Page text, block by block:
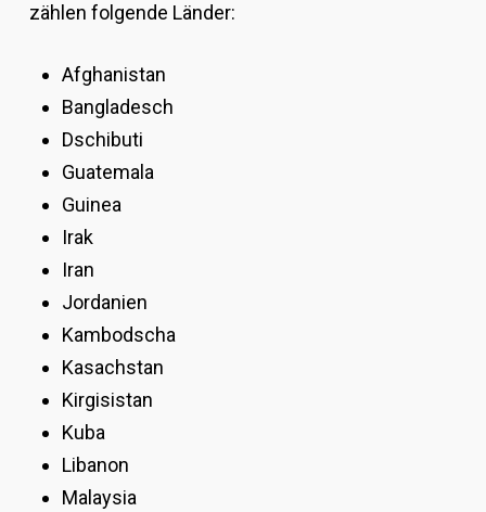
zählen folgende Länder:
Afghanistan
Bangladesch
Dschibuti
Guatemala
Guinea
Irak
Iran
Jordanien
Kambodscha
Kasachstan
Kirgisistan
Kuba
Libanon
Malaysia